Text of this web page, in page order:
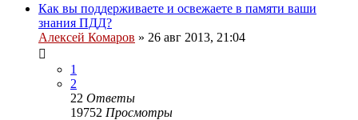
Как вы поддерживаете и освежаете в памяти ваши
знания ПДД?
Алексей Комаров » 26 авг 2013, 21:04
1
2
22 Ответы
19752 Просмотры